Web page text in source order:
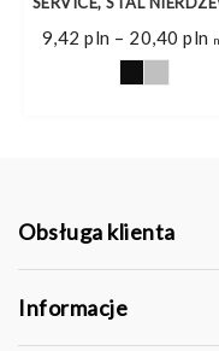
9,42 pln – 20,40 pln
Obsługa klienta
Informacje